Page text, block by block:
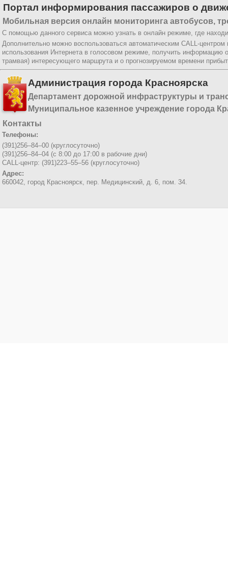
Портал информирования пассажиров о
Мобильная версия онлайн мониторинга автобусов,
С помощью данного сервиса можно узнать в онлайн режиме, где
Дополнительно можно воспользоваться автоматическим CALL-
использования Интернета в голосовом режиме, получить информацию
трамвая) интересующего маршрута и о прогнозируемом времени
Администрация города Красноярска
Департамент дорожной инфраструктуры и
Муниципальное казенное учреждение города
Контакты
Телефоны:
(391)256–84–00 (круглосуточно)
(391)256–84–04 (с 8:00 до 17:00 в рабочие дни)
CALL-центр: (391)223–55–56 (круглосуточно)
Адрес:
660042, город Красноярск, пер. Медицинский, д. 6, пом. 34.